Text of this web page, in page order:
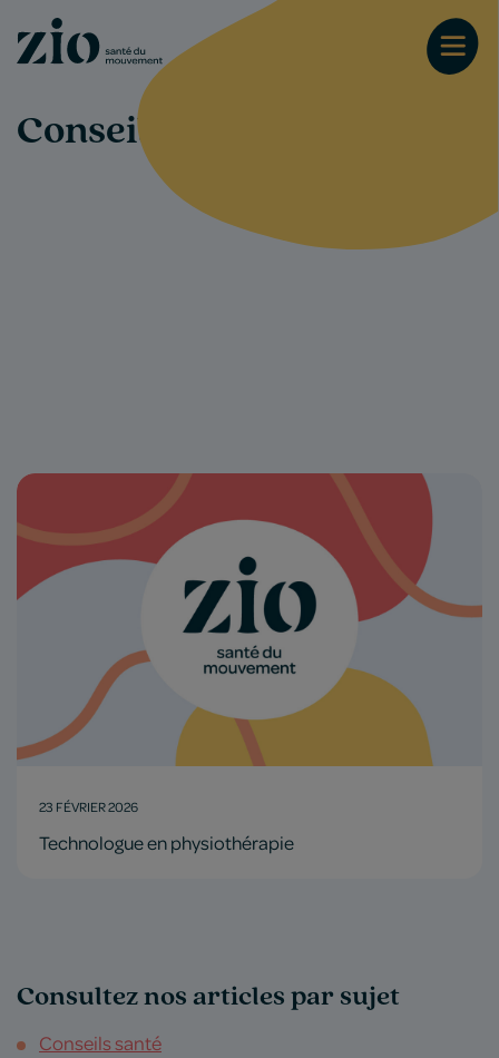
Conseils-santé
23 FÉVRIER 2026
Technologue en physiothérapie
Consultez nos articles par sujet
Conseils santé